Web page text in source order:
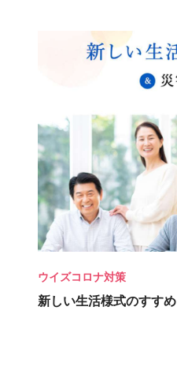
ウイズコロナ対策
新しい生活様式のすすめ